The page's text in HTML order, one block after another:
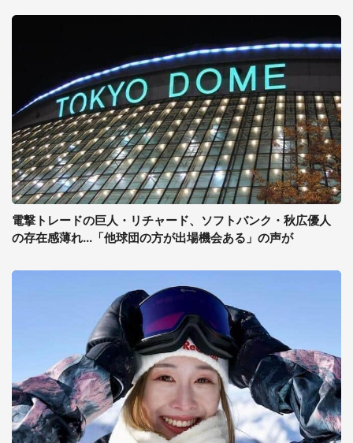
電撃トレードの巨人・リチャード、ソフトバンク・秋広優人
の存在感薄れ...「他球団の方が出場機会ある」の声が